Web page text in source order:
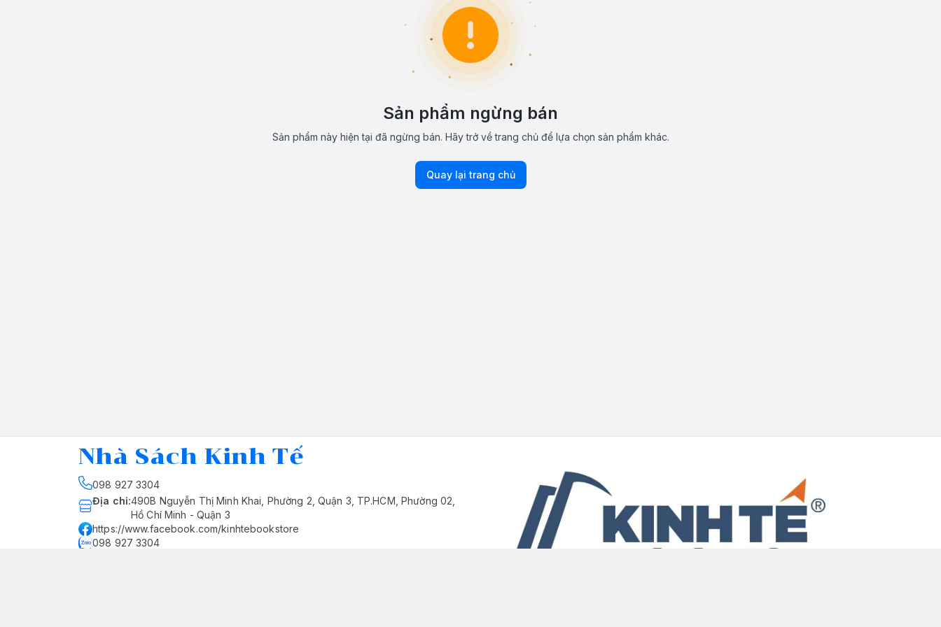
Sản phẩm ngừng bán
Sản phẩm này hiện tại đã ngừng bán. Hãy trở về trang chủ để lựa chọn sản phẩm khác.
Quay lại trang chủ
Nhà Sách Kinh Tế
098 927 3304
Địa chỉ:490B Nguyễn Thị Minh Khai, Phường 2, Quận 3, TP.HCM, Phường 02,
Hồ Chí Minh - Quận 3
https://www.facebook.com/kinhtebookstore
098 927 3304